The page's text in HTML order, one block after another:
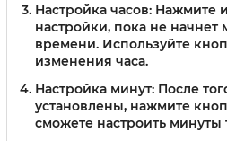
Настройка часов: Нажмите
настройки, пока не начнет
времени. Используйте
изменения часа.
Настройка минут: После
установлены, нажмите
сможете настроить